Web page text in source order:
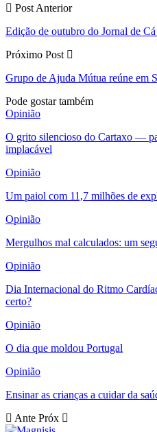
Post Anterior
Edição de outubro do Jornal de Cá
Próximo Post
Grupo de Ajuda Mútua reúne em
Pode gostar também
Opinião
O grito silencioso do Cartaxo —
implacável
Opinião
Um paiol com 11,7 milhões de
Opinião
Mergulhos mal calculados: um
Opinião
Dia Internacional do Ritmo
certo?
Opinião
O dia que moldou Portugal
Opinião
Ensinar as crianças a cuidar da
Ante Próx